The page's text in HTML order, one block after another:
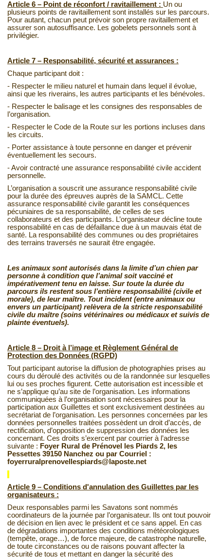
Article 6 – Point de réconfort / ravitaillement : Un ou
plusieurs points de ravitaillement sont installés sur les parcours.
Pour autant, chacun peut prévoir son propre ravitaillement et
assurer son autosuffisance. Les gobelets personnels sont à
privilégier.
Article 7 – Responsabilité, sécurité et assurances :
Chaque participant doit :
- Respecter le milieu naturel et humain dans lequel il évolue,
ainsi que les riverains, les autres participants et les bénévoles.
- Respecter le balisage et les consignes des responsables de
l’organisation.
- Respecter le Code de la Route sur les portions incluses dans
les circuits.
- Porter assistance à toute personne en danger et prévenir
éventuellement les secours.
- Avoir contracté une assurance responsabilité civile accident
personnelle.
L’organisation a souscrit une assurance responsabilité civile
pour la durée des épreuves auprès de la SAMCL. Cette
assurance responsabilité civile garantit les conséquences
pécuniaires de sa responsabilité, de celles de ses
collaborateurs et des participants. L’organisateur décline toute
responsabilité en cas de défaillance due à un mauvais état de
santé. La responsabilité des communes ou des propriétaires
des terrains traversés ne saurait être engagée.
Les animaux sont autorisés dans la limite d’un chien par
personne à condition que l’animal soit vacciné et
impérativement tenu en laisse. Sur toute la durée du
parcours ils restent sous l’entière responsabilité (civile et
morale), de leur maître. Tout incident (entre animaux ou
envers un participant) relèvera de la stricte responsabilité
civile du maître (soins vétérinaires ou médicaux et suivis de
plainte éventuels).
Article 8 – Droit à l’image et Règlement Général de
Protection des Données (RGPD)
Tout participant autorise la diffusion de photographies prises au
cours du déroulé des activités ou de la randonnée sur lesquelles
lui ou ses proches figurent. Cette autorisation est incessible et
ne s’applique qu’au site de l’organisation. Les informations
communiquées à l’organisation sont nécessaires pour la
participation aux Guillettes et sont exclusivement destinées au
secrétariat de l’organisation. Les personnes concernées par les
données personnelles traitées possèdent un droit d’accès, de
rectification, d’opposition de suppression des données les
concernant. Ces droits s’exercent par courrier à l’adresse
suivante : Foyer Rural de Prénovel les Piards 2, les
Pessettes 39150 Nanchez ou par Courriel :
foyerruralprenovellespiards@laposte.net
Article 9 – Conditions d'annulation des Guillettes par les
organisateurs :
Deux responsables parmi les Savatons sont nommés
coordinateurs de la journée par l’organisateur. Ils ont tout pouvoir
de décision en lien avec le président et ce sans appel. En cas
de dégradations importantes des conditions météorologiques
(tempête, orage…), de force majeure, de catastrophe naturelle,
de toute circonstances ou de raisons pouvant affecter la
sécurité de tous et mettant en danger la sécurité des